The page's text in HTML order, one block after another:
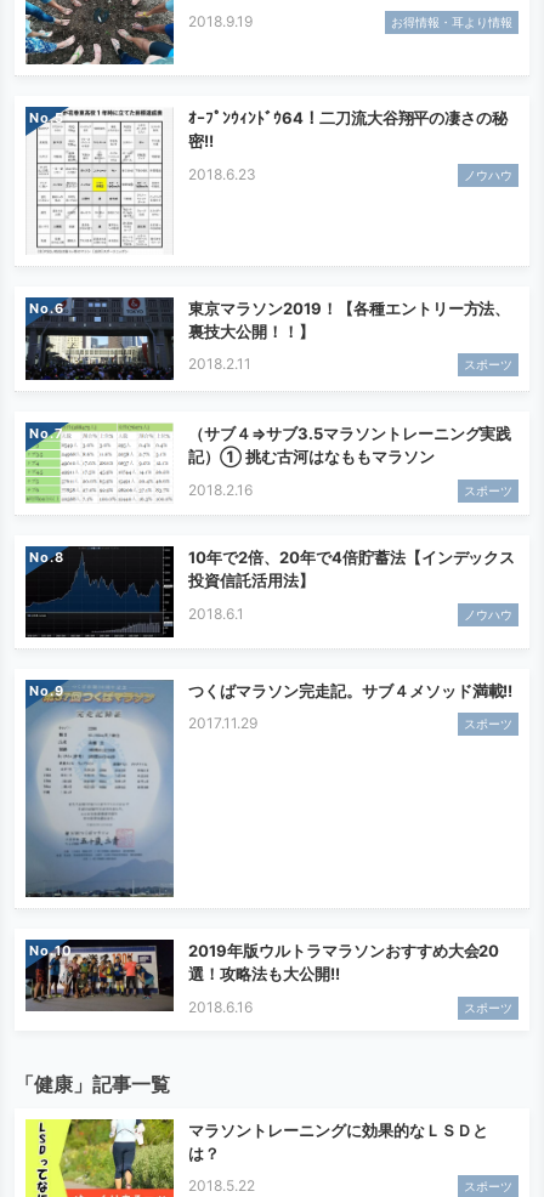
2018.9.19 お得情報・耳より情報
No.
ｵｰﾌﾟﾝｳｨﾝﾄﾞｳ64！二刀流大谷翔平の凄さの秘
密!!
2018.6.23 ノウハウ
No.
東京マラソン2019！【各種エントリー方法、
裏技大公開！！】
2018.2.11 スポーツ
No.
（サブ４⇒サブ3.5マラソントレーニング実践
記）① 挑む古河はなももマラソン
2018.2.16 スポーツ
No.
10年で2倍、20年で4倍貯蓄法【インデックス
投資信託活用法】
2018.6.1 ノウハウ
No. つくばマラソン完走記。サブ４メソッド満載!!
2017.11.29 スポーツ
No.
2019年版ウルトラマラソンおすすめ大会20
選！攻略法も大公開!!
2018.6.16 スポーツ
「健康」記事一覧
マラソントレーニングに効果的なＬＳＤと
は？
2018.5.22 スポーツ